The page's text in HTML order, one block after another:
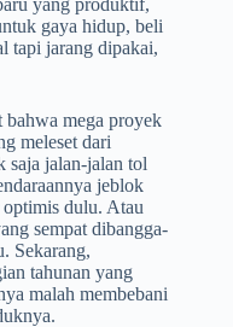
gaya hidup, beli
tapi jarang dipakai,
bahwa mega proyek
meleset dari
saja jalan-jalan tol
jeblok
dulu. Atau
sempat dibangga-
Sekarang,
tahunan yang
malah membebani